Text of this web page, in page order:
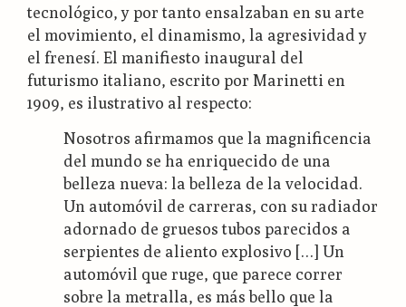
tecnológico, y por tanto ensalzaban en su arte
el movimiento, el dinamismo, la agresividad y
el frenesí. El manifiesto inaugural del
futurismo italiano, escrito por Marinetti en
1909, es ilustrativo al respecto:
Nosotros afirmamos que la magnificencia
del mundo se ha enriquecido de una
belleza nueva: la belleza de la velocidad.
Un automóvil de carreras, con su radiador
adornado de gruesos tubos parecidos a
serpientes de aliento explosivo […] Un
automóvil que ruge, que parece correr
sobre la metralla, es más bello que la